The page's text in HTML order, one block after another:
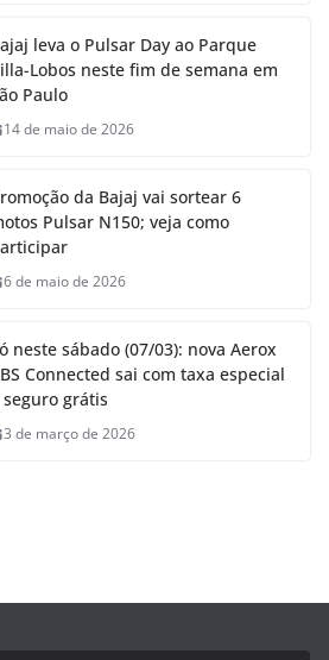
leva o Pulsar Day ao Parque
Lobos neste fim de semana em
Paulo
14 de maio de 2026
da Bajaj vai sortear 6
Pulsar N150; veja como
6 de maio de 2026
neste sábado (07/03): nova Aerox
Connected sai com taxa especial
seguro grátis
3 de março de 2026